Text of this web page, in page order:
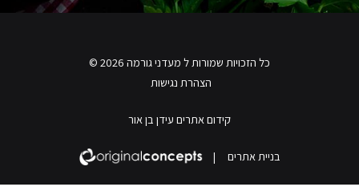
כל הזכויות שמורות ל מעדני גורמה 2026 ©
הצהרת נגישות
קידום אתרים עידן בן אור
בניית אתרים |